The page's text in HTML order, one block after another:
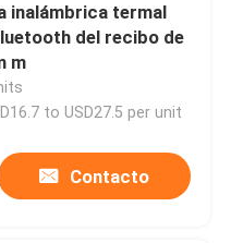
inalámbrica termal
del recibo de
m
to USD27.5 per unit
Contacto